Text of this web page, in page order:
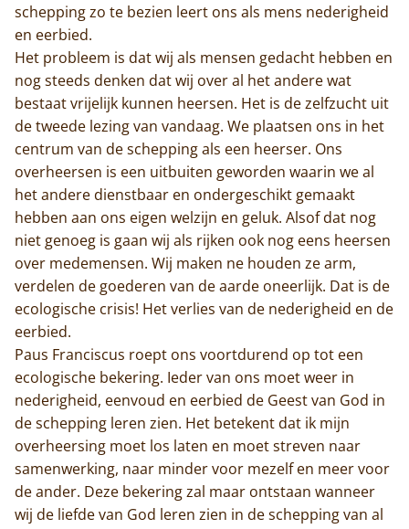
Home
Trappisten
De abdij
Actueel
Monnik worden
Contact
schepping zo te bezien leert ons als mens nederigheid
en eerbied.
Het probleem is dat wij als mensen gedacht hebben en
nog steeds denken dat wij over al het andere wat
bestaat vrijelijk kunnen heersen. Het is de zelfzucht uit
de tweede lezing van vandaag. We plaatsen ons in het
centrum van de schepping als een heerser. Ons
overheersen is een uitbuiten geworden waarin we al
het andere dienstbaar en ondergeschikt gemaakt
hebben aan ons eigen welzijn en geluk. Alsof dat nog
niet genoeg is gaan wij als rijken ook nog eens heersen
over medemensen. Wij maken ne houden ze arm,
verdelen de goederen van de aarde oneerlijk. Dat is de
ecologische crisis! Het verlies van de nederigheid en de
eerbied.
Paus Franciscus roept ons voortdurend op tot een
ecologische bekering. Ieder van ons moet weer in
nederigheid, eenvoud en eerbied de Geest van God in
de schepping leren zien. Het betekent dat ik mijn
overheersing moet los laten en moet streven naar
samenwerking, naar minder voor mezelf en meer voor
de ander. Deze bekering zal maar ontstaan wanneer
wij de liefde van God leren zien in de schepping van al